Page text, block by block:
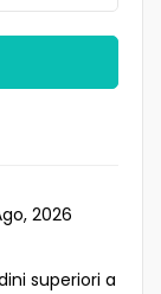
2026
superiori a